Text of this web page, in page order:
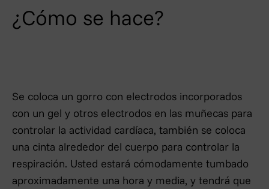
¿Cómo se hace?
Se coloca un gorro con electrodos incorporados
con un gel y otros electrodos en las muñecas para
controlar la actividad cardíaca, también se coloca
una cinta alrededor del cuerpo para controlar la
respiración. Usted estará cómodamente tumbado
aproximadamente una hora y media, y tendrá que